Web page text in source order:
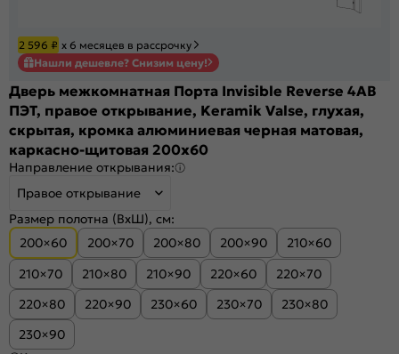
2 596 ₽ х 6 месяцев в рассрочку
Нашли дешевле? Снизим цену!
Дверь межкомнатная Порта Invisible Reverse 4AB
ПЭТ, правое открывание, Keramik Valse, глухая,
скрытая, кромка алюминиевая черная матовая,
каркасно-щитовая 200x60
Направление открывания:
Правое открывание
Размер полотна (ВхШ), см:
200×60
200×70 200×80 200×90
210×60
210×70
210×80 210×90 220×60
220×70
220×80
220×90 230×60 230×70
230×80
230×90